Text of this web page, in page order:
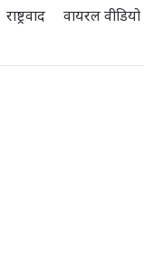
राष्ट्रवाद वायरल वीडियो